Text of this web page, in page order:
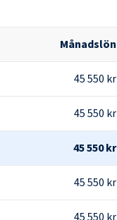
Månadslön
45 550 kr
45 550 kr
45 550 kr
45 550 kr